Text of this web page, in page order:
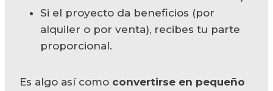
Si el proyecto da beneficios (por
alquiler o por venta), recibes tu parte
proporcional.
Es algo así como convertirse en pequeño